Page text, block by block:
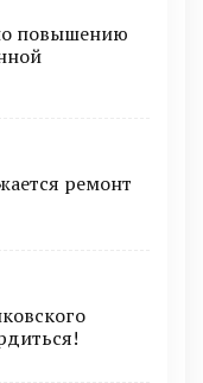
повышению
ремонт